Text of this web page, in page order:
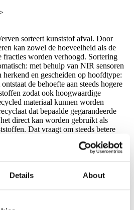
Details About
sorteert kunststof afval. Door
kan zowel de hoeveelheid als de
fracties worden verhoogd. Sortering
met behulp van NIR sensoren
en gescheiden op hoofdtype:
de behoefte aan steeds hogere
zodat ook hoogwaardige
materiaal kunnen worden
dat bepaalde gegarandeerde
direct kan worden gebruikt als
Dat vraagt om steeds betere
bepaalde gewenste of juist
vaker om hoogwaardige gerecyclede
betrouwbaar en